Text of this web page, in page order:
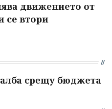
движението от
се втори
срещу бюджета